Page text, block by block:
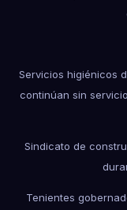
Servicios higiénicos
continúan sin
Sindicato de
Tenientes